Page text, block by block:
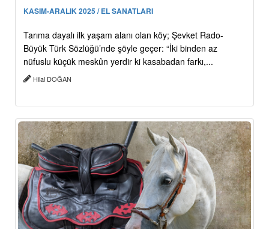
KASIM-ARALIK 2025 / EL SANATLARI
Tarıma dayalı ilk yaşam alanı olan köy; Şevket Rado-
Büyük Türk Sözlüğü’nde şöyle geçer: “İki binden az
nüfuslu küçük meskûn yerdir ki kasabadan farkı,...
Hilal DOĞAN